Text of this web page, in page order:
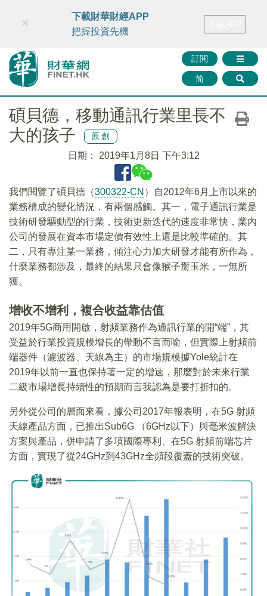
財華智庫網 FINTV FINMETA 財華證券 媒體矩陣
訂閱
简
×
下載財華財經APP
把握投資先機
碩貝德，移動通訊行業里長不
大的孩子
原創
日期： 2019年1月8日 下午3:12
我們閱覽了碩貝德（300322-CN ）自2012年6月上市以來的
業務構成的變化情況，有兩個感觸。其一，電子通訊行業是
技術研發驅動型的行業，技術更新迭代的速度非常快，業內
公司的發展在資本市場定價有效性上還是比較準確的。其
二，只有專注某一業務，傾注心力加大研發才能有所作為，
什麼業務都涉及，最終的結果只會像猴子掰玉米，一無所
獲。
增收不增利，複合收益靠估值
2019年5G商用開啟，射頻業務作為通訊行業的開“端”，其
受益於行業投資規模增長的帶動不言而喻，但實際上射頻前
端器件（濾波器、天線為主）的市場規模據Yole統計在
2019年以前一直也保持著一定的增速，那麼對於未來行業
二級市場增長持續性的預期而言我認為是要打折扣的。
另外從公司的層面來看，據公司2017年報表明，在5G 射頻
天線產品方面，已推出Sub6G （6GHz以下）與毫米波解決
方案與產品，併申請了多項國際專利、在5G 射頻前端芯片
方面，實現了從24GHz到43GHz全頻段覆蓋的技術突破。